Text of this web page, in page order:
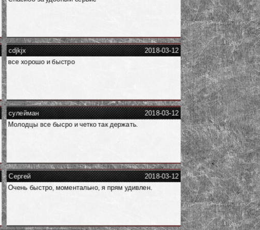
2018-03-12
cdjkjx
все хорошо и быстро
2018-03-12
сулейман
Молодцы все бысро и четко так держать.
2018-03-12
Сергей
Очень быстро, моментально, я прям удивлен.